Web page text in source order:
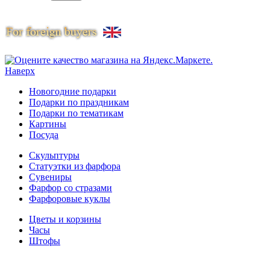
Наверх
Новогодние подарки
Подарки по праздникам
Подарки по тематикам
Картины
Посуда
Скульптуры
Статуэтки из фарфора
Сувениры
Фарфор со стразами
Фарфоровые куклы
Цветы и корзины
Часы
Штофы